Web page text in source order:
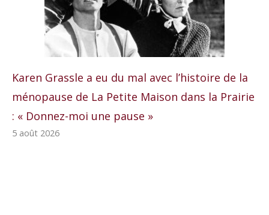
Karen Grassle a eu du mal avec l’histoire de la
ménopause de La Petite Maison dans la Prairie
: « Donnez-moi une pause »
5 août 2026